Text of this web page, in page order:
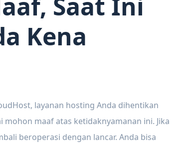
Kena
layanan hosting Anda dihentikan
maaf atas ketidaknyamanan ini. Jika
beroperasi dengan lancar. Anda bisa